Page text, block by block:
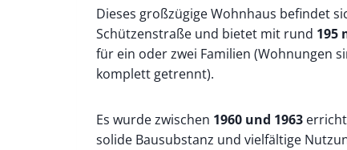
Dieses großzügige Wohnhaus befindet
Schützenstraße und bietet mit rund 195
für ein oder zwei Familien (Wohnungen
komplett getrennt).
Es wurde zwischen 1960 und 1963
solide Bausubstanz und vielfältige